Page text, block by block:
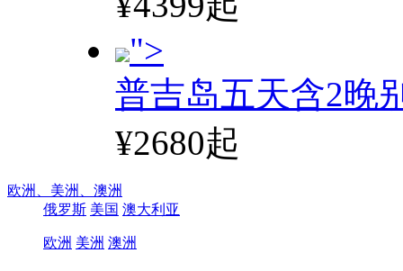
">
普吉岛五天含2晚
¥2680起
欧洲、 美洲、 澳洲
俄罗斯 美国 澳大利亚
欧洲 美洲 澳洲